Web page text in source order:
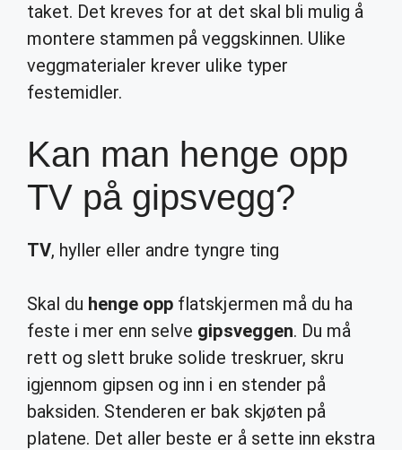
taket. Det kreves for at det skal bli mulig å
montere stammen på veggskinnen. Ulike
veggmaterialer krever ulike typer
festemidler.
Kan man henge opp
TV på gipsvegg?
TV, hyller eller andre tyngre ting
Skal du henge opp flatskjermen må du ha
feste i mer enn selve gipsveggen. Du må
rett og slett bruke solide treskruer, skru
igjennom gipsen og inn i en stender på
baksiden. Stenderen er bak skjøten på
platene. Det aller beste er å sette inn ekstra